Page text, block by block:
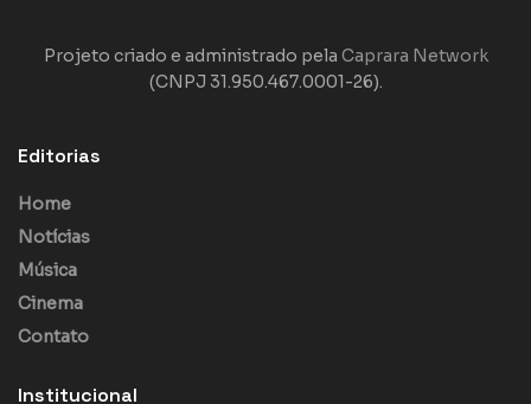
Projeto criado e administrado pela Caprara Network
(CNPJ 31.950.467.0001-26).
Editorias
Home
Notícias
Música
Cinema
Contato
Institucional